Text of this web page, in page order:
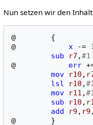
Nun setzen wir den
@
{
@
x -=
sub
r7 ,#1
@
err
mov
r10 ,
lsl
r10 ,
mov
r11 ,
sub
r10 ,
add
r9 , r9 ,
@
}